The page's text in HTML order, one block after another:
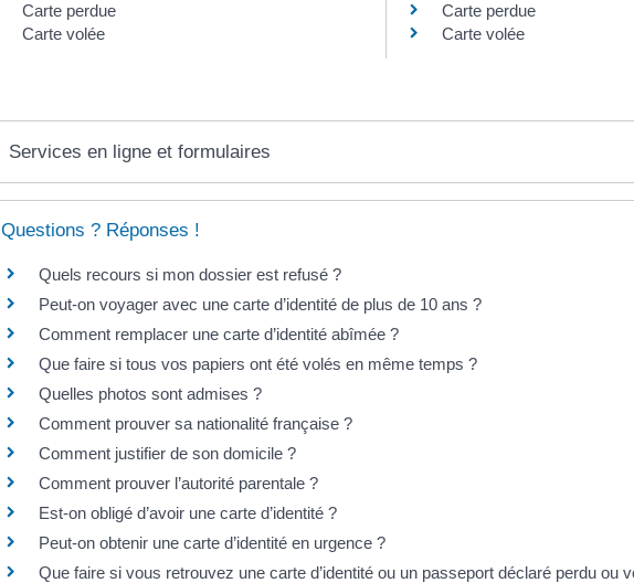
Carte perdue
Carte volée
Carte perdue
Carte volée
Services en ligne et formulaires
Questions ? Réponses !
Quels recours si mon dossier est refusé ?
Peut-on voyager avec une carte d’identité de plus de 10 ans ?
Comment remplacer une carte d’identité abîmée ?
Que faire si tous vos papiers ont été volés en même temps ?
Quelles photos sont admises ?
Comment prouver sa nationalité française ?
Comment justifier de son domicile ?
Comment prouver l’autorité parentale ?
Est-on obligé d’avoir une carte d’identité ?
Peut-on obtenir une carte d’identité en urgence ?
Que faire si vous retrouvez une carte d’identité ou un passeport déclaré perdu ou